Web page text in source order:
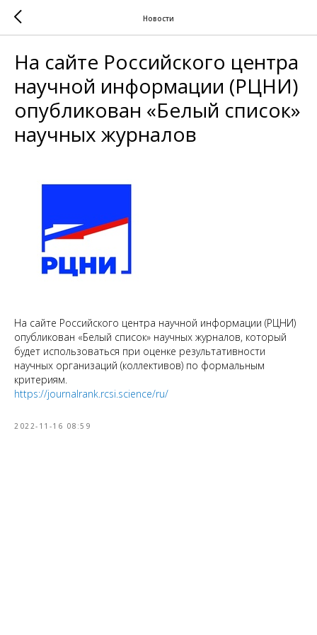
Новости
На сайте Российского центра
научной информации (РЦНИ)
опубликован «Белый список»
научных журналов
На сайте Российского центра научной информации (РЦНИ)
опубликован «Белый список» научных журналов, который
будет использоваться при оценке результативности
научных организаций (коллективов) по формальным
критериям.
https://journalrank.rcsi.science/ru/
2022-11-16 08:59